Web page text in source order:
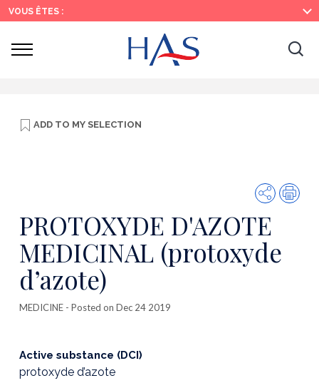
Search
Main
Menu
Main
Content
VOUS ÊTES :
Ouvrir
ADD TO MY SELECTION
Share
PROTOXYDE D'AZOTE
MEDICINAL (protoxyde
d’azote)
MEDICINE - Posted on Dec 24 2019
Active substance (DCI)
protoxyde d’azote